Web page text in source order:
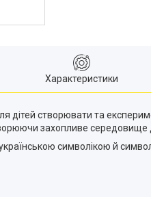
Характеристики
дітей створювати та
захопливе
символікою й